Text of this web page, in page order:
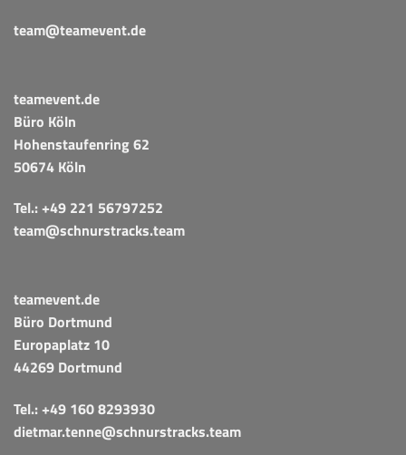
team@teamevent.de
teamevent.de
Büro Köln
Hohenstaufenring 62
50674 Köln
Tel.:+49 221 56797252
team@schnurstracks.team
teamevent.de
Büro Dortmund
Europaplatz 10
44269 Dortmund
Tel.:+49 160 8293930
dietmar.tenne@schnurstracks.team